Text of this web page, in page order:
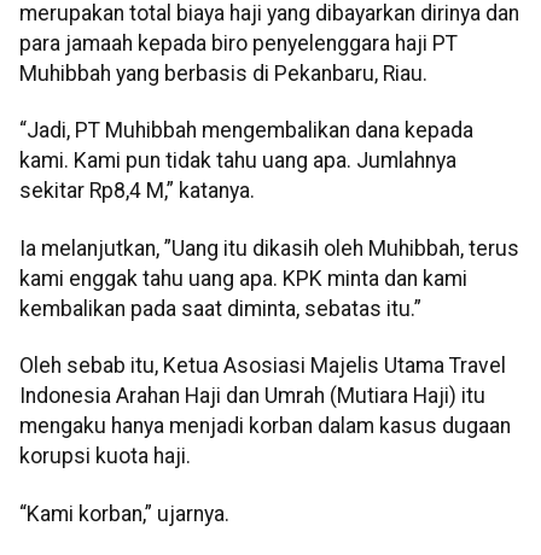
merupakan total biaya haji yang dibayarkan dirinya dan
para jamaah kepada biro penyelenggara haji PT
Muhibbah yang berbasis di Pekanbaru, Riau.
“Jadi, PT Muhibbah mengembalikan dana kepada
kami. Kami pun tidak tahu uang apa. Jumlahnya
sekitar Rp8,4 M,” katanya.
Ia melanjutkan, ”Uang itu dikasih oleh Muhibbah, terus
kami enggak tahu uang apa. KPK minta dan kami
kembalikan pada saat diminta, sebatas itu.”
Oleh sebab itu, Ketua Asosiasi Majelis Utama Travel
Indonesia Arahan Haji dan Umrah (Mutiara Haji) itu
mengaku hanya menjadi korban dalam kasus dugaan
korupsi kuota haji.
“Kami korban,” ujarnya.